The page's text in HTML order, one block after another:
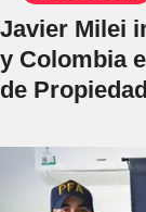
Javier Milei
y Colombia
de